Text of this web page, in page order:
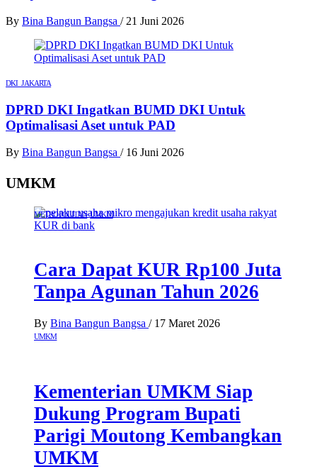
By Bina Bangun Bangsa / 21 Juni 2026
DKI JAKARTA
DPRD DKI Ingatkan BUMD DKI Untuk
Optimalisasi Aset untuk PAD
By Bina Bangun Bangsa / 16 Juni 2026
UMKM
METROPOLITAN UMKM
Cara Dapat KUR Rp100 Juta
Tanpa Agunan Tahun 2026
By Bina Bangun Bangsa / 17 Maret 2026
UMKM
Kementerian UMKM Siap
Dukung Program Bupati
Parigi Moutong Kembangkan
UMKM